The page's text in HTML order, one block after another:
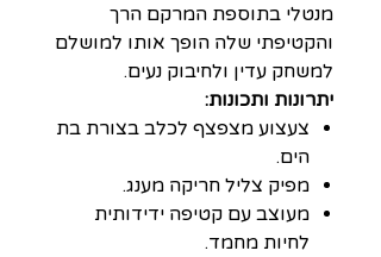
מנטלי בתוספת המרקם הרך
והקטיפתי שלה הופך אותו למושלם
למשחק עדין ולחיבוק נעים.
יתרונות ותכונות:
צעצוע מצפצף לכלב בצורת בת
הים.
מפיק צליל חריקה מענג.
מעוצב עם קטיפה ידידותית
לחיות מחמד.